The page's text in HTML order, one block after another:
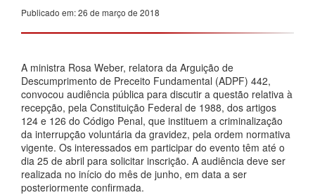
Publicado em: 26 de março de 2018
A ministra Rosa Weber, relatora da Arguição de
Descumprimento de Preceito Fundamental (ADPF) 442,
convocou audiência pública para discutir a questão relativa à
recepção, pela Constituição Federal de 1988, dos artigos
124 e 126 do Código Penal, que instituem a criminalização
da interrupção voluntária da gravidez, pela ordem normativa
vigente. Os interessados em participar do evento têm até o
dia 25 de abril para solicitar inscrição. A audiência deve ser
realizada no início do mês de junho, em data a ser
posteriormente confirmada.